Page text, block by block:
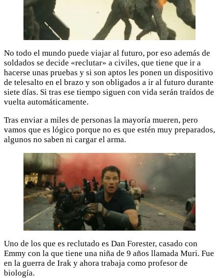
No todo el mundo puede viajar al futuro, por eso además de
soldados se decide «reclutar» a civiles, que tiene que ir a
hacerse unas pruebas y si son aptos les ponen un dispositivo
de telesalto en el brazo y son obligados a ir al futuro durante
siete días. Si tras ese tiempo siguen con vida serán traídos de
vuelta automáticamente.
Tras enviar a miles de personas la mayoría mueren, pero
vamos que es lógico porque no es que estén muy preparados,
algunos no saben ni cargar el arma.
Uno de los que es reclutado es Dan Forester, casado con
Emmy con la que tiene una niña de 9 años llamada Muri. Fue
en la guerra de Irak y ahora trabaja como profesor de
biología.